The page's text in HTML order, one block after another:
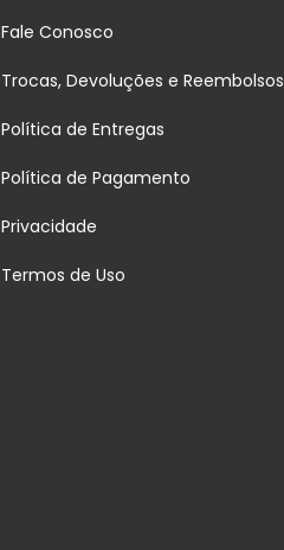
Fale Conosco
Trocas, Devoluções e Reembolsos
Política de Entregas
Política de Pagamento
Privacidade
Termos de Uso